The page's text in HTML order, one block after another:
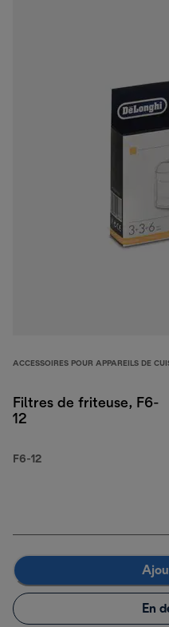
ACCESSOIRES POUR APPAREILS DE
Filtres de friteuse, F6-
12
F6-12
En